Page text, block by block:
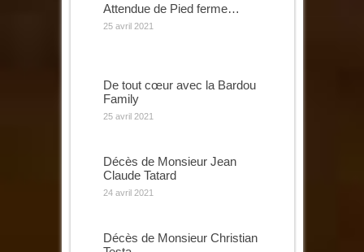
Attendue de Pied ferme…
25 avril 2021
De tout cœur avec la Bardou
Family
25 avril 2021
Décès de Monsieur Jean
Claude Tatard
24 avril 2021
Décès de Monsieur Christian